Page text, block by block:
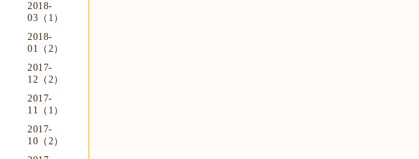
2018-
03（1）
2018-
01（2）
2017-
12（2）
2017-
11（1）
2017-
10（2）